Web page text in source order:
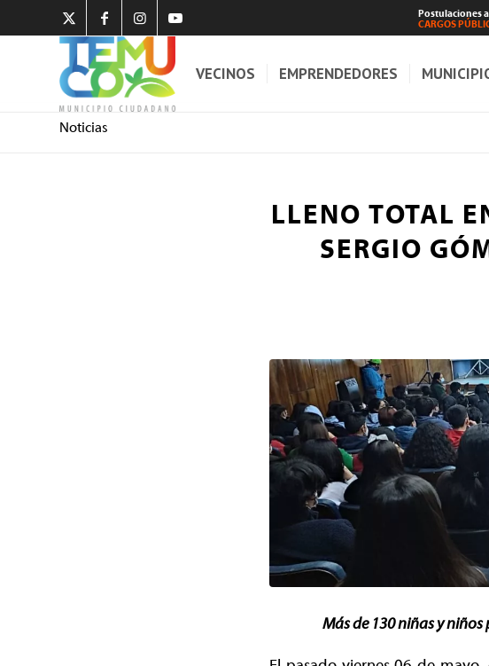
Postulaciones a
CARGOS
VECINOS EMPRENDEDORES
Noticias
LLENO TOTAL
SERGIO
Más de 130 niñas y